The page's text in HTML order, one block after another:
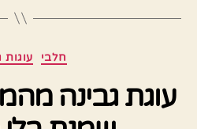
חלבי עוגות
עוגת גבינה